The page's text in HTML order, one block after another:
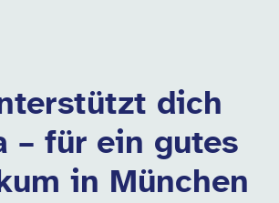
dich
– für ein gutes
in München